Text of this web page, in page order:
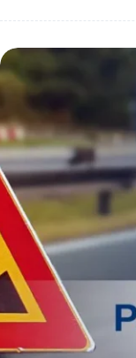
извођења
против
комараца